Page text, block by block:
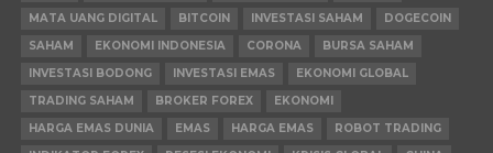
MATA UANG DIGITAL
BITCOIN INVESTASI SAHAM
DOGECOIN
SAHAM
EKONOMI INDONESIA CORONA
BURSA SAHAM
INVESTASI BODONG
INVESTASI EMAS
EKONOMI GLOBAL
TRADING SAHAM
BROKER FOREX
EKONOMI
HARGA EMAS DUNIA
EMAS HARGA EMAS
ROBOT TRADING